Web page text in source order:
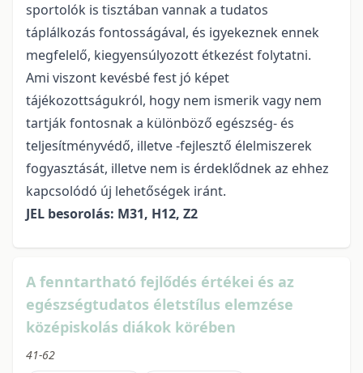
sportolók is tisztában vannak a tudatos
táplálkozás fontosságával, és igyekeznek ennek
megfelelő, kiegyensúlyozott étkezést folytatni.
Ami viszont kevésbé fest jó képet
tájékozottságukról, hogy nem ismerik vagy nem
tartják fontosnak a különböző egészség- és
teljesítményvédő, illetve -fejlesztő élelmiszerek
fogyasztását, illetve nem is érdeklődnek az ehhez
kapcsolódó új lehetőségek iránt.
JEL besorolás: M31, H12, Z2
A fenntartható fejlődés értékei és az
egészségtudatos életstílus elemzése
középiskolás diákok körében
41-62